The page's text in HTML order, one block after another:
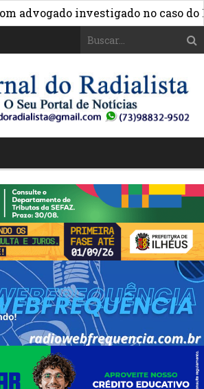
investigado no caso do INSS